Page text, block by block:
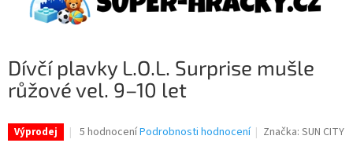
Dívčí plavky L.O.L. Surprise mušle
růžové vel. 9–10 let
Výprodej
Průměrné
5 hodnoceníPodrobnosti hodnocení Značka:SUN CITY